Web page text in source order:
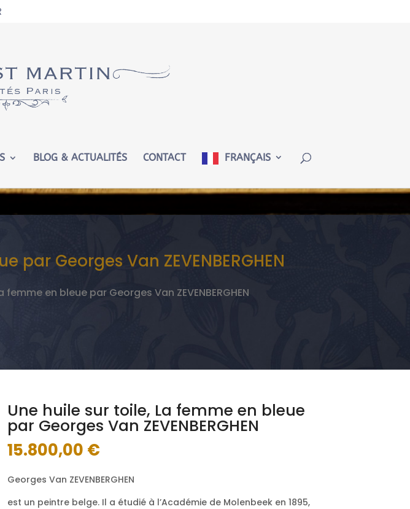
BLOG & ACTUALITÉS CONTACT FRANÇAIS
Georges Van ZEVENBERGHEN
en bleue par Georges Van ZEVENBERGHEN
Une huile sur toile, La femme en bleue
par Georges Van ZEVENBERGHEN
15.800,00 €
Georges Van ZEVENBERGHEN
est un peintre belge. Il a étudié à l’Académie de Molenbeek en 1895,